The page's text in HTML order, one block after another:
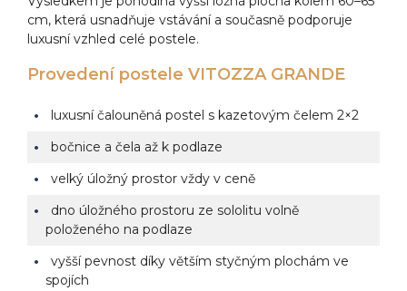
cm, která usnadňuje vstávání a současně podporuje
luxusní vzhled celé postele.
Provedení postele VITOZZA GRANDE
luxusní čalouněná postel s kazetovým čelem 2×2
bočnice a čela až k podlaze
velký úložný prostor vždy v ceně
dno úložného prostoru ze sololitu volně
položeného na podlaze
vyšší pevnost díky větším styčným plochám ve
spojích